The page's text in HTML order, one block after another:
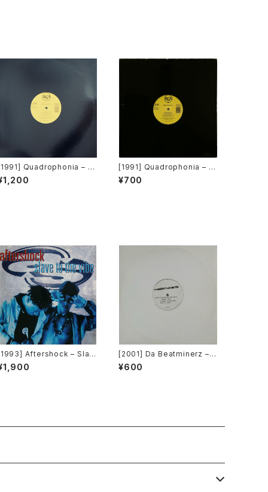
Quadrophonia – Q
[ARS]
[1991] Quadrophonia – Q
uadrophonia [ARS][在庫
B]
¥700
Aftershock – Slav
To The Vibe [Virgin]
[2001] Da Beatminerz –
Open [Rawkus]
¥600